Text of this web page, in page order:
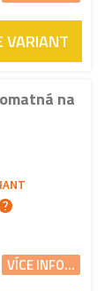
VARIANT
na
VÍCE INFO...